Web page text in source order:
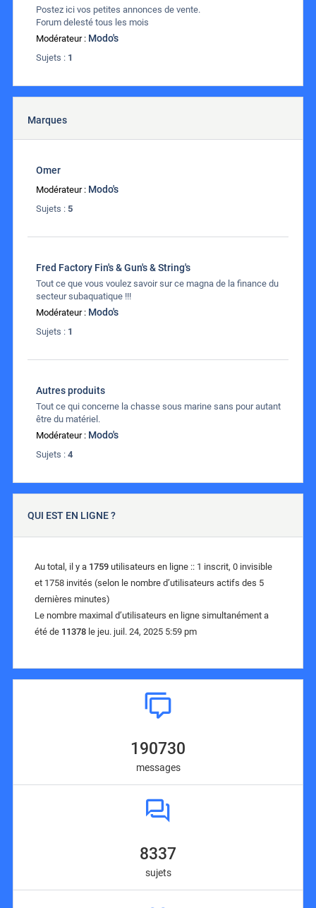
Postez ici vos petites annonces de vente.
Forum delesté tous les mois
Modérateur : Modo's
Sujets : 1
Marques
Omer
Modérateur : Modo's
Sujets : 5
Fred Factory Fin's & Gun's & String's
Tout ce que vous voulez savoir sur ce magna de la finance du
secteur subaquatique !!!
Modérateur : Modo's
Sujets : 1
Autres produits
Tout ce qui concerne la chasse sous marine sans pour autant
être du matériel.
Modérateur : Modo's
Sujets : 4
QUI EST EN LIGNE ?
Au total, il y a 1759 utilisateurs en ligne :: 1 inscrit, 0 invisible
et 1758 invités (selon le nombre d’utilisateurs actifs des 5
dernières minutes)
Le nombre maximal d’utilisateurs en ligne simultanément a
été de 11378 le jeu. juil. 24, 2025 5:59 pm
190730
messages
8337
sujets